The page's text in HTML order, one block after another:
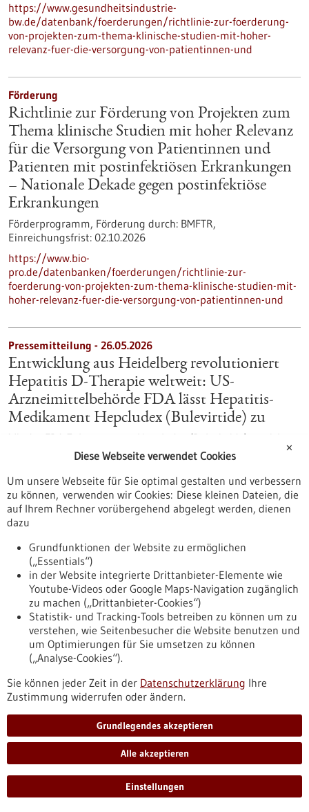
https://www.gesundheitsindustrie-
bw.de/datenbank/foerderungen/richtlinie-zur-foerderung-
von-projekten-zum-thema-klinische-studien-mit-hoher-
relevanz-fuer-die-versorgung-von-patientinnen-und
Förderung
Richtlinie zur Förderung von Projekten zum
Thema klinische Studien mit hoher Relevanz
für die Versorgung von Patientinnen und
Patienten mit postinfektiösen Erkrankungen
– Nationale Dekade gegen postinfektiöse
Erkrankungen
Förderprogramm, Förderung durch: BMFTR,
Einreichungsfrist: 02.10.2026
https://www.bio-
pro.de/datenbanken/foerderungen/richtlinie-zur-
foerderung-von-projekten-zum-thema-klinische-studien-mit-
hoher-relevanz-fuer-die-versorgung-von-patientinnen-und
Pressemitteilung - 26.05.2026
Entwicklung aus Heidelberg revolutioniert
Hepatitis D-Therapie weltweit: US-
Arzneimittelbehörde FDA lässt Hepatitis-
Medikament Hepcludex (Bulevirtide) zu
Mit der FDA-Zulassung von Hepcludex (Bulevirtide) erreicht
eine an der Medizinischen Fakultät Heidelberg der
und im Deutschen Zentrum für Infektionsforschung
entwickelte Therapie gegen chronische Hepatitis D nun auch
den weltweit wichtigsten Arzneimittelmarkt.
https://www.gesundheitsindustrie-
revolutioniert-hepatitis-d-therapie-weltweit-us-
arzneimittelbehoerde-fda-laesst-hepatitis-medikament
Förderung
Förderung von Forschungsvorhaben von
Hochschulen für Angewandte Wissenschaften
zur anwendungsbezogenen
Weiterentwicklung von
Forschungsergebnissen (HAW-
ForschungsSchub) im Rahmen des
Programms „Forschung an Hochschulen für
Angewandte Wissenschaften“
Förderprogramm,Förderung durch:BMFTR,
15.10.2026
✕
Diese Webseite verwendet Cookies
Um unsere Webseite für Sie optimal gestalten und verbessern
zu können, verwenden wir Cookies: Diese kleinen Dateien, die
auf Ihrem Rechner vorübergehend abgelegt werden, dienen
dazu
Grundfunktionen der Website zu ermöglichen
(„Essentials“)
in der Website integrierte Drittanbieter-Elemente wie
Youtube-Videos oder Google Maps-Navigation zugänglich
zu machen („Drittanbieter-Cookies“)
Statistik- und Tracking-Tools betreiben zu können um zu
verstehen, wie Seitenbesucher die Website benutzen und
um Optimierungen für Sie umsetzen zu können
(„Analyse-Cookies“).
Sie können jeder Zeit in der Datenschutzerklärung Ihre
Zustimmung widerrufen oder ändern.
Grundlegendes akzeptieren
Alle akzeptieren
Einstellungen